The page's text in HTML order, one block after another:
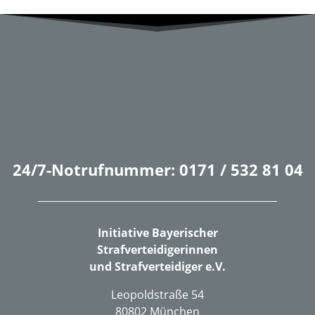
office@strafverteidiger-vereinigung.li
Bitte melden Sie sich und meldet euch fleißig an! Die
24/7-Notrufnummer: 0171 / 532 81 04
Initiative Bayerischer
Strafverteidigerinnen
und Strafverteidiger e.V.
Leopoldstraße 54
80802 München